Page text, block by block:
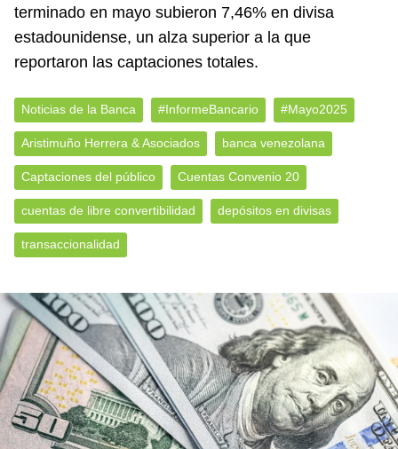
terminado en mayo subieron 7,46% en divisa
estadounidense, un alza superior a la que
reportaron las captaciones totales.
Noticias de la Banca #InformeBancario #Mayo2025
Aristimuño Herrera & Asociados banca venezolana
Captaciones del público Cuentas Convenio 20
cuentas de libre convertibilidad depósitos en divisas
transaccionalidad